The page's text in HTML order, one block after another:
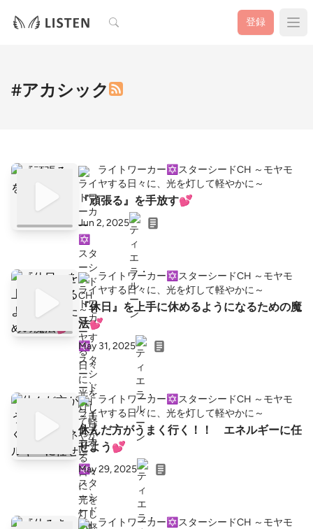
検索 登録
#アカシック
ライトワーカー✡️スターシードCH ～モヤモ
ヤする日々に、光を灯して軽やかに～
『頑張る』を手放す💕
Jun 2, 2025
ライトワーカー✡️スターシードCH ～モヤモ
ヤする日々に、光を灯して軽やかに～
『休日』を上手に休めるようになるための魔
法💕
May 31, 2025
ライトワーカー✡️スターシードCH ～モヤモ
ヤする日々に、光を灯して軽やかに～
休んだ方がうまく行く！！ エネルギーに任
せよう💕
May 29, 2025
ライトワーカー✡️スターシードCH ～モヤモ